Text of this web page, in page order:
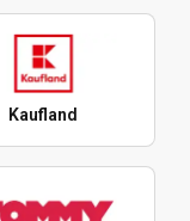
Kaufland